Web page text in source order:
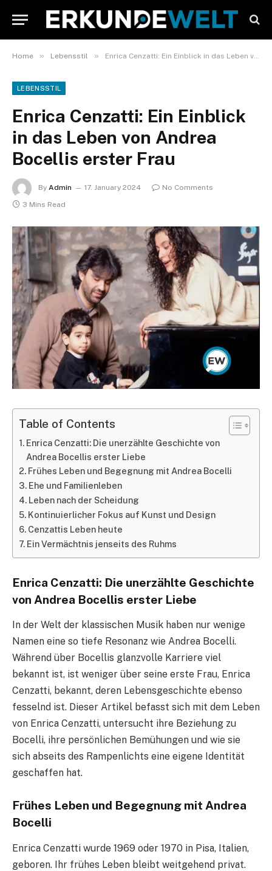
Home » Lebensstil » Enrica Cenzatti: Ein Einblick in das Leben von Andrea Bocellis erster Frau
LEBENSSTIL
Enrica Cenzatti: Ein Einblick
in das Leben von Andrea
Bocellis erster Frau
By Admin 17. January 2024
No Comments
3 Mins Read
Table of Contents
Enrica Cenzatti: Die unerzählte Geschichte von
Andrea Bocellis erster Liebe
Frühes Leben und Begegnung mit Andrea Bocelli
Ehe und Familienleben
Leben nach der Scheidung
Kontinuierlicher Fokus auf Kunst und Design
Cenzattis Leben heute
Ein Vermächtnis jenseits des Ruhms
Enrica Cenzatti: Die unerzählte Geschichte
von Andrea Bocellis erster Liebe
In der Welt der klassischen Musik haben nur wenige
Namen eine so tiefe Resonanz wie Andrea Bocelli.
Während über Bocellis glanzvolle Karriere viel
bekannt ist, ist weniger über seine erste Frau, Enrica
Cenzatti, bekannt, deren Lebensgeschichte ebenso
fesselnd ist. Dieser Artikel befasst sich mit dem Leben
von Enrica Cenzatti, untersucht ihre Beziehung zu
Bocelli, ihre persönlichen Bemühungen und wie sie
sich abseits des Rampenlichts eine eigene Identität
geschaffen hat.
Frühes Leben und Begegnung mit Andrea
Bocelli
Enrica Cenzatti wurde 1969 oder 1970 in Pisa, Italien,
geboren. Ihr frühes Leben bleibt weitgehend privat.